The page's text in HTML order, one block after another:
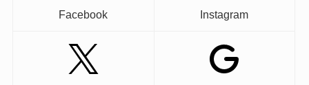
Facebook Instagram